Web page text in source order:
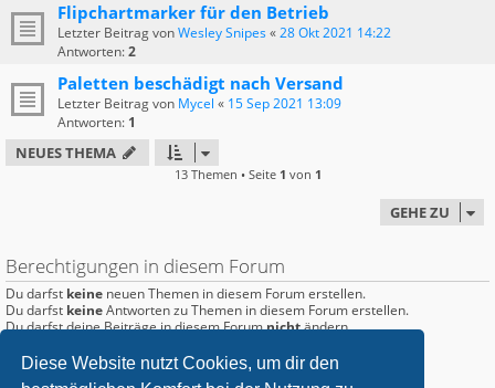
Diese Website nutzt Cookies, um dir den
Flipchartmarker für den Betrieb
Letzter Beitrag vonWesley Snipes«28 Okt 2021 14:22
Antworten:2
Paletten beschädigt nach Versand
Letzter Beitrag von Mycel « 15 Sep 2021 13:09
Antworten: 1
NEUES THEMA
13 Themen • Seite 1 von 1
GEHE ZU
Berechtigungen in diesem Forum
Du darfst keine neuen Themen in diesem Forum erstellen.
Du darfst keineAntworten zu Themen in diesem Forum erstellen.
Du darfst deine Beiträge in diesem Forumnichtändern.
Du darfstkeineDateianhänge in diesem Forum erstellen.